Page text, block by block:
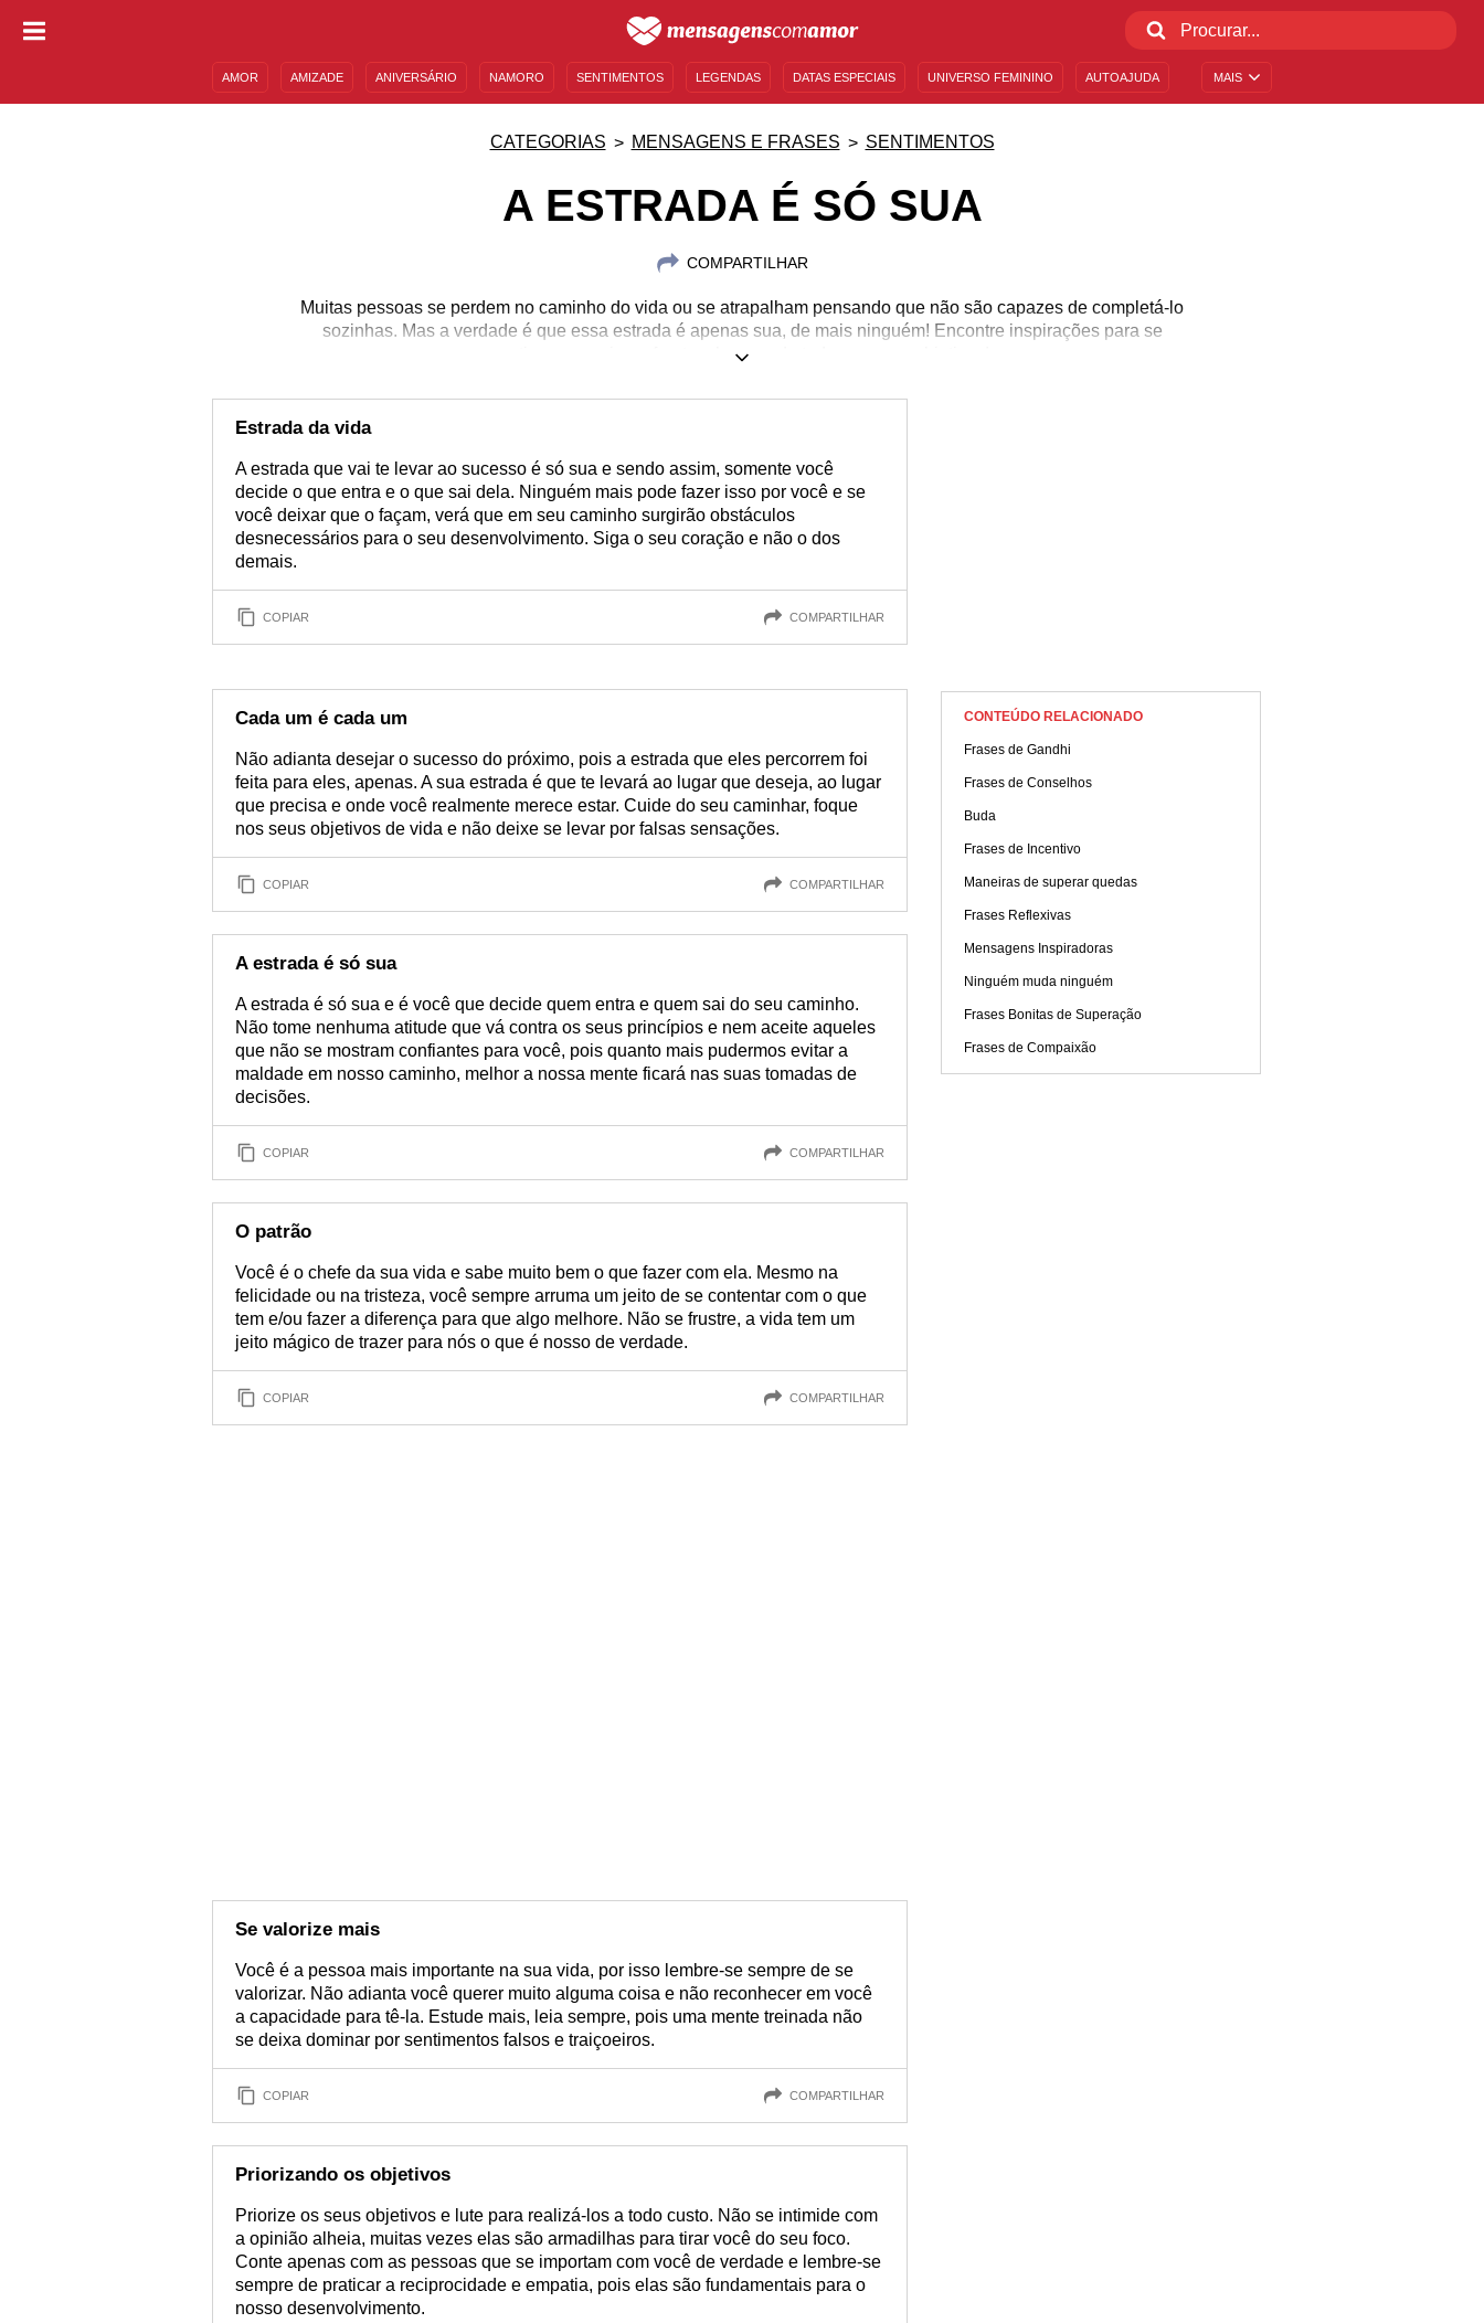
MAIS
AMOR AMIZADE ANIVERSÁRIO NAMORO SENTIMENTOS LEGENDAS DATAS ESPECIAIS UNIVERSO FEMININO AUTOAJUDA
CATEGORIAS MENSAGENS E FRASES SENTIMENTOS
A ESTRADA É SÓ SUA
COMPARTILHAR
Muitas pessoas se perdem no caminho do vida ou se atrapalham pensando que não são capazes de completá-lo
sozinhas. Mas a verdade é que essa estrada é apenas sua, de mais ninguém! Encontre inspirações para se
motivar a seguir em frente, alcançando todos os seus objetivos!
Estrada da vida
A estrada que vai te levar ao sucesso é só sua e sendo assim, somente você
decide o que entra e o que sai dela. Ninguém mais pode fazer isso por você e se
você deixar que o façam, verá que em seu caminho surgirão obstáculos
desnecessários para o seu desenvolvimento. Siga o seu coração e não o dos
demais.
COPIAR COMPARTILHAR
Cada um é cada um
Não adianta desejar o sucesso do próximo, pois a estrada que eles percorrem foi
feita para eles, apenas. A sua estrada é que te levará ao lugar que deseja, ao lugar
que precisa e onde você realmente merece estar. Cuide do seu caminhar, foque
nos seus objetivos de vida e não deixe se levar por falsas sensações.
COPIAR COMPARTILHAR
A estrada é só sua
A estrada é só sua e é você que decide quem entra e quem sai do seu caminho.
Não tome nenhuma atitude que vá contra os seus princípios e nem aceite aqueles
que não se mostram confiantes para você, pois quanto mais pudermos evitar a
maldade em nosso caminho, melhor a nossa mente ficará nas suas tomadas de
decisões.
COPIAR COMPARTILHAR
O patrão
Você é o chefe da sua vida e sabe muito bem o que fazer com ela. Mesmo na
felicidade ou na tristeza, você sempre arruma um jeito de se contentar com o que
tem e/ou fazer a diferença para que algo melhore. Não se frustre, a vida tem um
jeito mágico de trazer para nós o que é nosso de verdade.
COPIAR COMPARTILHAR
Se valorize mais
Você é a pessoa mais importante na sua vida, por isso lembre-se sempre de se
valorizar. Não adianta você querer muito alguma coisa e não reconhecer em você
a capacidade para tê-la. Estude mais, leia sempre, pois uma mente treinada não
se deixa dominar por sentimentos falsos e traiçoeiros.
COPIAR COMPARTILHAR
Priorizando os objetivos
Priorize os seus objetivos e lute para realizá-los a todo custo. Não se intimide com
a opinião alheia, muitas vezes elas são armadilhas para tirar você do seu foco.
Conte apenas com as pessoas que se importam com você de verdade e lembre-se
sempre de praticar a reciprocidade e empatia, pois elas são fundamentais para o
nosso desenvolvimento.
CONTEÚDO RELACIONADO
Frases de Gandhi
Frases de Conselhos
Buda
Frases de Incentivo
Maneiras de superar quedas
Frases Reflexivas
Mensagens Inspiradoras
Ninguém muda ninguém
Frases Bonitas de Superação
Frases de Compaixão